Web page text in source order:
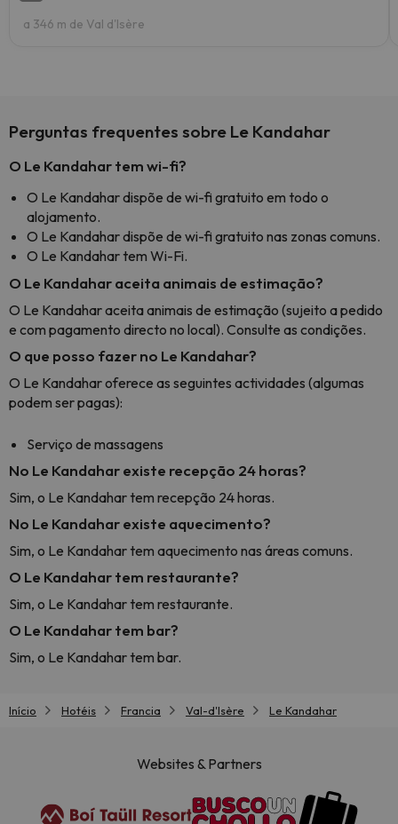
a 346 m de Val d'Isère
Perguntas frequentes sobre Le Kandahar
O Le Kandahar tem wi-fi?
O Le Kandahar dispõe de wi-fi gratuito em todo o
alojamento.
O Le Kandahar dispõe de wi-fi gratuito nas zonas comuns.
O Le Kandahar tem Wi-Fi.
O Le Kandahar aceita animais de estimação?
O Le Kandahar aceita animais de estimação (sujeito a pedido
e com pagamento directo no local). Consulte as condições.
O que posso fazer no Le Kandahar?
O Le Kandahar oferece as seguintes actividades (algumas
podem ser pagas):
Serviço de massagens
No Le Kandahar existe recepção 24 horas?
Sim, o Le Kandahar tem recepção 24 horas.
No Le Kandahar existe aquecimento?
Sim, o Le Kandahar tem aquecimento nas áreas comuns.
O Le Kandahar tem restaurante?
Sim, o Le Kandahar tem restaurante.
O Le Kandahar tem bar?
Sim, o Le Kandahar tem bar.
Início Hotéis Francia Val-d'Isère Le Kandahar
Websites & Partners